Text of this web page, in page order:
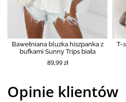
Bawełniana bluzka hiszpanka z
bufkami Sunny Trips biała
89,99 zł
T-
Opinie klientów